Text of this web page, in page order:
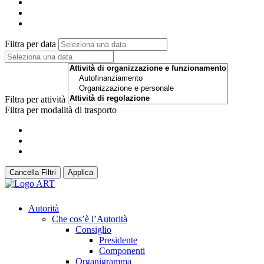
Filtra per data
Filtra per attività
Filtra per modalità di trasporto
Cancella Filtri Applica
Autorità
Che cos’è l’Autorità
Consiglio
Presidente
Componenti
Organigramma